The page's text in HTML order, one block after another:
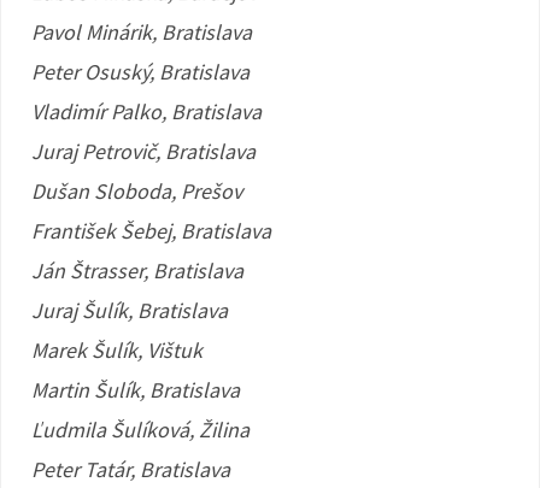
Pavol Minárik, Bratislava
Peter Osuský, Bratislava
Vladimír Palko, Bratislava
Juraj Petrovič, Bratislava
Dušan Sloboda, Prešov
František Šebej, Bratislava
Ján Štrasser, Bratislava
Juraj Šulík, Bratislava
Marek Šulík, Vištuk
Martin Šulík, Bratislava
Ľudmila Šulíková, Žilina
Peter Tatár, Bratislava